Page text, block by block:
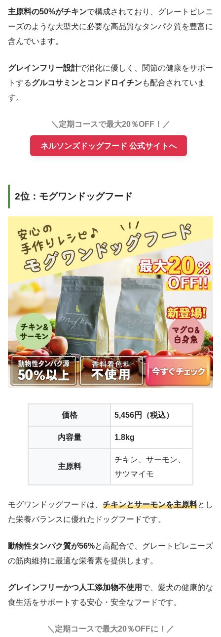
主原料の50%がチキンで構成されており、グレートピレニ
ーズのような大型犬に必要な高品質なタンパク質を豊富に
含んでいます。
グレインフリー設計で消化に優しく、関節の健康をサポー
トするグルコサミンとコンドロイチンも配合されていま
す。
＼定期コースで最大20％OFF！／
ネルソンズドッグフード 公式サイトへ
2位：モグワンドッグフード
価格 5,456円（税込）
内容量 1.8kg
主原料
チキン、サーモン、
サツマイモ
モグワンドッグフードは、 チキンとサーモンを主原料とし
た栄養バランスに優れたドッグフードです。
動物性タンパク質が56%と高配合で、グレートピレニーズ
の筋肉維持に最適な栄養素を提供します。
グレインフリーかつ人工添加物不使用 で、愛犬の健康的な
食生活をサポートする安心・安全なフードです。
＼定期コースで最大20％OFFに！／